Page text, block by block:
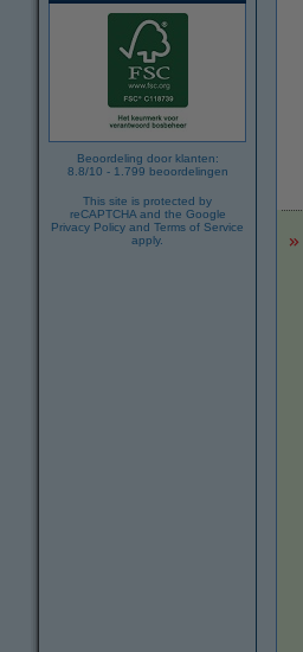
Beoordeling door klanten:
8.8/10 - 1.799 beoordelingen
This site is protected by
reCAPTCHA and the Google
Privacy Policy and Terms of Service
apply.